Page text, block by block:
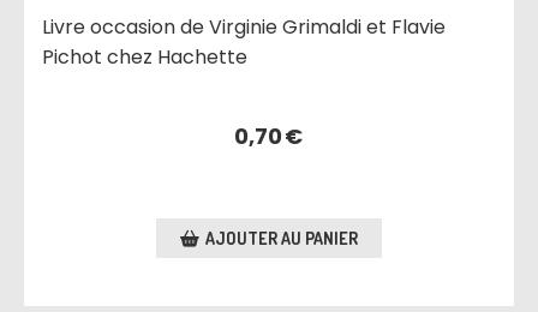
Livre occasion de Virginie Grimaldi et Flavie
Pichot chez Hachette
0,70€
AJOUTER AU PANIER